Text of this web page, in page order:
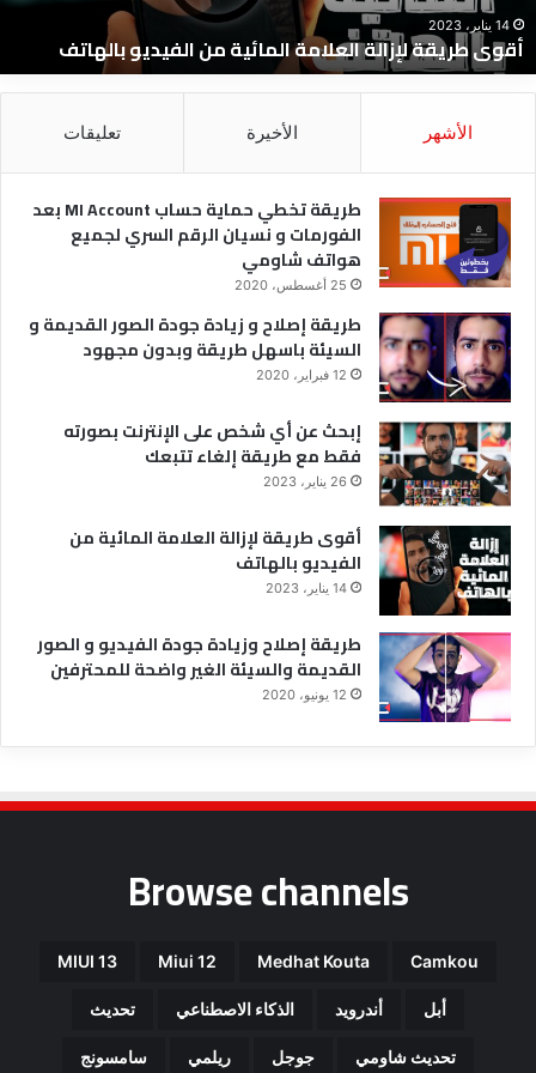
14 يناير، 2023
أقوى طريقة لإزالة العلامة المائية من الفيديو بالهاتف
الأشهر الأخيرة تعليقات
طريقة تخطي حماية حساب MI Account بعد
الفورمات و نسيان الرقم السري لجميع
هواتف شاومي
25 أغسطس، 2020
طريقة إصلاح و زيادة جودة الصور القديمة و
السيئة باسهل طريقة وبدون مجهود
12 فبراير، 2020
إبحث عن أي شخص على الإنترنت بصورته
فقط مع طريقة إلغاء تتبعك
26 يناير، 2023
أقوى طريقة لإزالة العلامة المائية من
الفيديو بالهاتف
14 يناير، 2023
طريقة إصلاح وزيادة جودة الفيديو و الصور
القديمة والسيئة الغير واضحة للمحترفين
12 يونيو، 2020
Browse channels
Camkou
Medhat Kouta
Miui 12
MIUI 13
أبل أندرويد الذكاء الاصطناعي تحديث
تحديث شاومي جوجل ريلمي سامسونج